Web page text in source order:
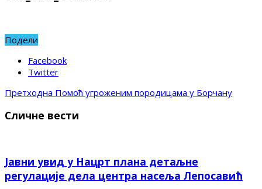
Подели
Facebook
Twitter
Претходна Помоћ угроженим породицама у Борчану
Сличне вести
Јавни увид у Нацрт плана детаљне
регулације дела центра насеља Лепосавић